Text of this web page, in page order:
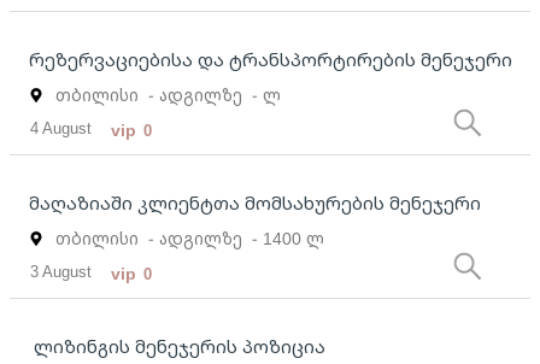
რეზერვაციებისა და ტრანსპორტირების მენეჯერი
თბილისი - ადგილზე - ლ
4 August vip 0
მაღაზიაში კლიენტთა მომსახურების მენეჯერი
თბილისი - ადგილზე - 1400 ლ
3 August vip 0
ლიზინგის მენეჯერის პოზიცია